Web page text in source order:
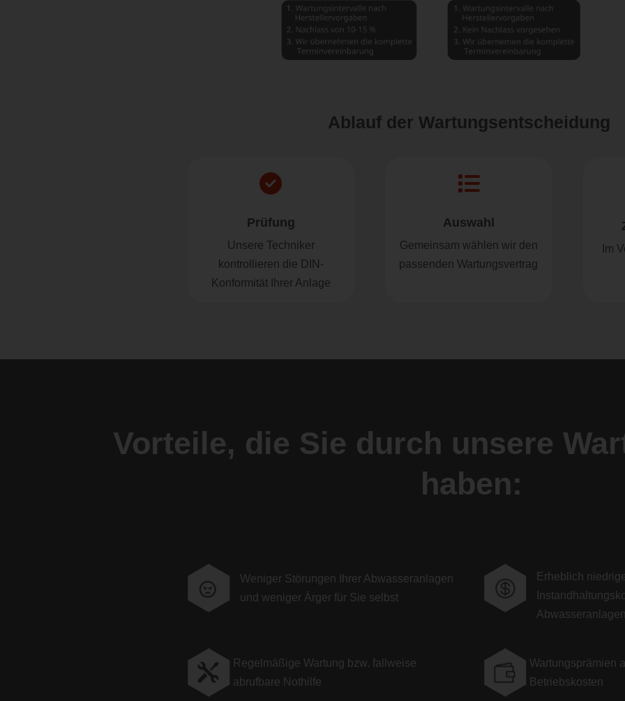
Ablauf der Wartungsentscheidung
Prüfung
Unsere Techniker
kontrollieren die DIN-
Konformität Ihrer Anlage
Auswahl
Gemeinsam wählen wir den
passenden Wartungsvertrag
Im
Vorteile, die Sie durch unsere
haben:
Weniger Störungen Ihrer Abwasseranlagen
und weniger Ärger für Sie selbst

Erheblich

Regelmäßige Wartung bzw. fallweise
abrufbare Nothilfe

Wartungsprämien
Betriebskosten